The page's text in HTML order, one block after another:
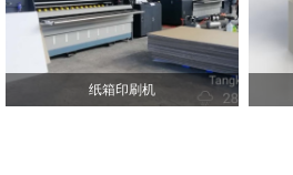
纸箱印刷机